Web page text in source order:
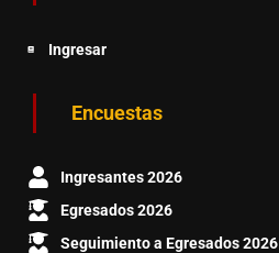
Ingresar
Encuestas
Ingresantes 2026
Egresados 2026
Seguimiento a Egresados 2026